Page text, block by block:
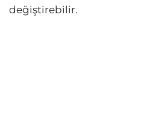
değiştirebilir.